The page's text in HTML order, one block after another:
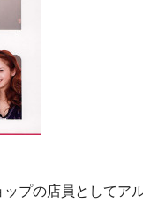
プの店員としてア